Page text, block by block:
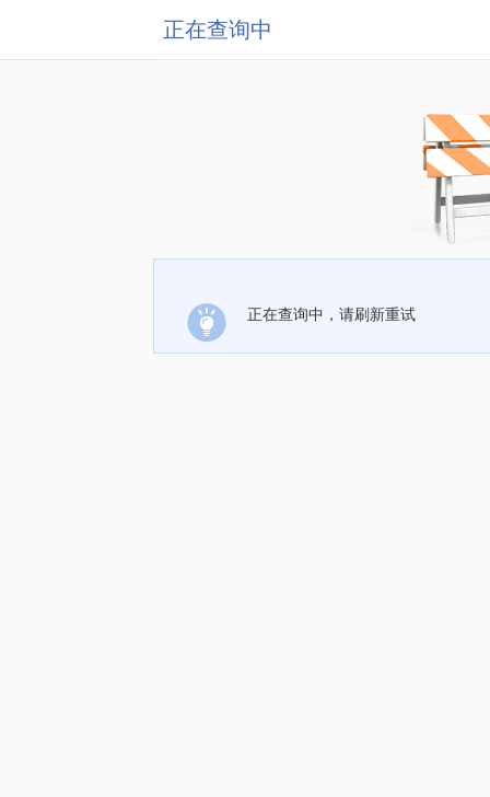
正在查询中
正在查询中，请刷新重试